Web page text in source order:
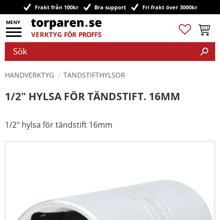
Meny
Frakt från 100kr Bra support Fri frakt över 3000kr
Favoriter
HANDVERKTYG TÄNDSTIFTHYLSOR
1/2" HYLSA FÖR TÄNDSTIFT. 16MM
1/2" hylsa för tändstift 16mm